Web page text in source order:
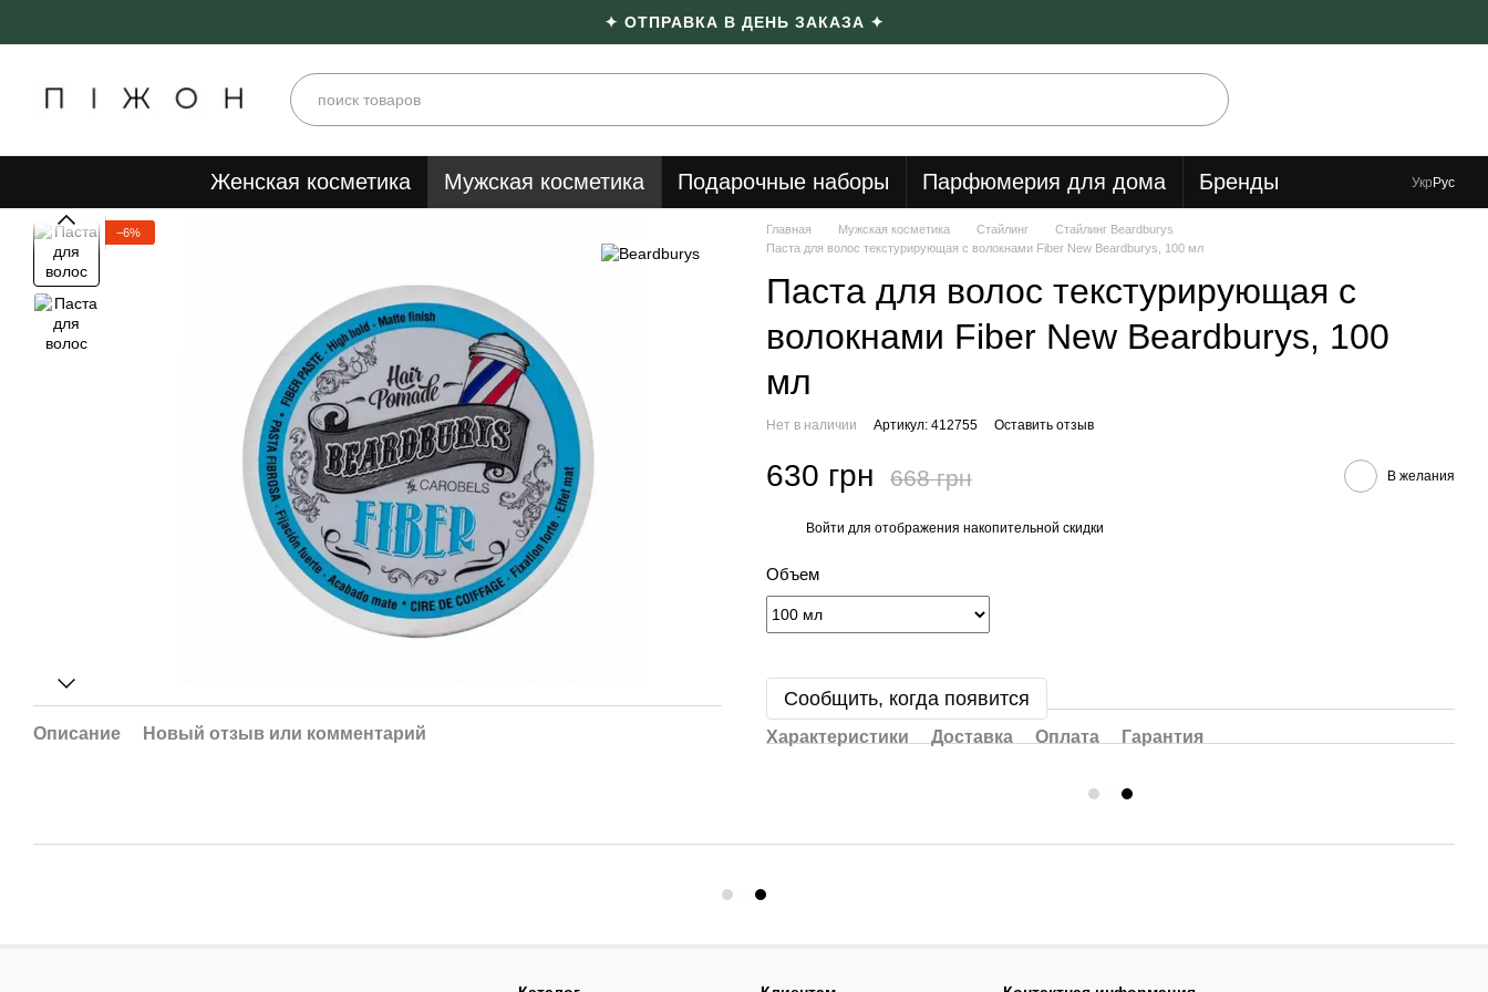
✦ ОТПРАВКА В ДЕНЬ ЗАКАЗА ✦
Женская косметика Мужская косметика Подарочные наборы Парфюмерия для дома Бренды УкрРус
−6%
Описание Новый отзыв или комментарий
Главная Мужская косметика Стайлинг
Стайлинг Beardburys
Паста для волос текстурирующая с волокнами Fiber New Beardburys, 100 мл
Паста для волос текстурирующая с
волокнами Fiber New Beardburys, 100
мл
Нет в наличии Артикул: 412755 Оставить отзыв
630 грн 668 грн В желания
Войти для отображения накопительной скидки
Объем
Сообщить, когда появится
Характеристики Доставка Оплата Гарантия